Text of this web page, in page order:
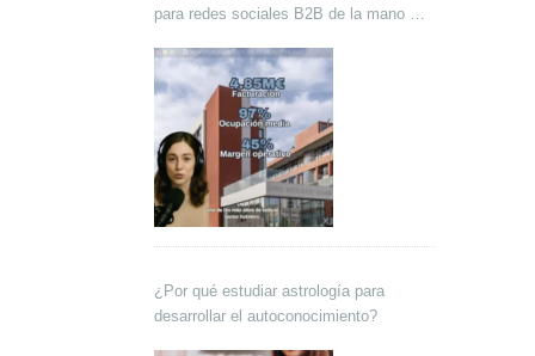
para redes sociales B2B de la mano de
¿Por qué estudiar astrología para
desarrollar el autoconocimiento?